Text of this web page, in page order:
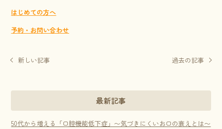
はじめての方へ
予約・お問い合わせ
新しい記事 過去の記事
最新記事
50代から増える「口腔機能低下症」〜気づきにくいお口の衰えとは〜